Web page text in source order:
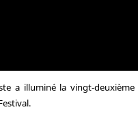
a illuminé la vingt-